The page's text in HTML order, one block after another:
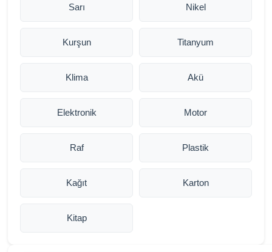
Sarı Nikel
Kurşun Titanyum
Klima Akü
Elektronik Motor
Raf Plastik
Kağıt Karton
Kitap